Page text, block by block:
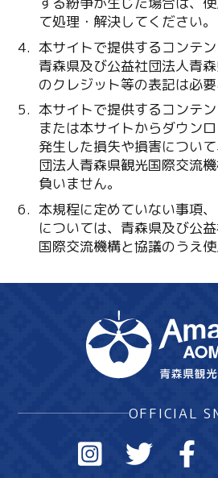
て処理・解決してください。
本サイトで提供するコンテン
青森県及び公益社団法人青
のクレジット等の表記は必要
本サイトで提供するコンテン
または本サイトからダウン
発生した損失や損害につい
団法人青森県観光国際交流
負いません。
本規程に定めていない事項
については、青森県及び公
国際交流機構と協議のうえ使
OFFICIAL